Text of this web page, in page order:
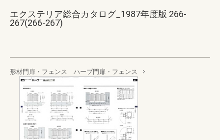
エクステリア総合カタログ_1987年度版 266-
267(266-267)
形材門扉・フェンス ハープ門扉・フェンス